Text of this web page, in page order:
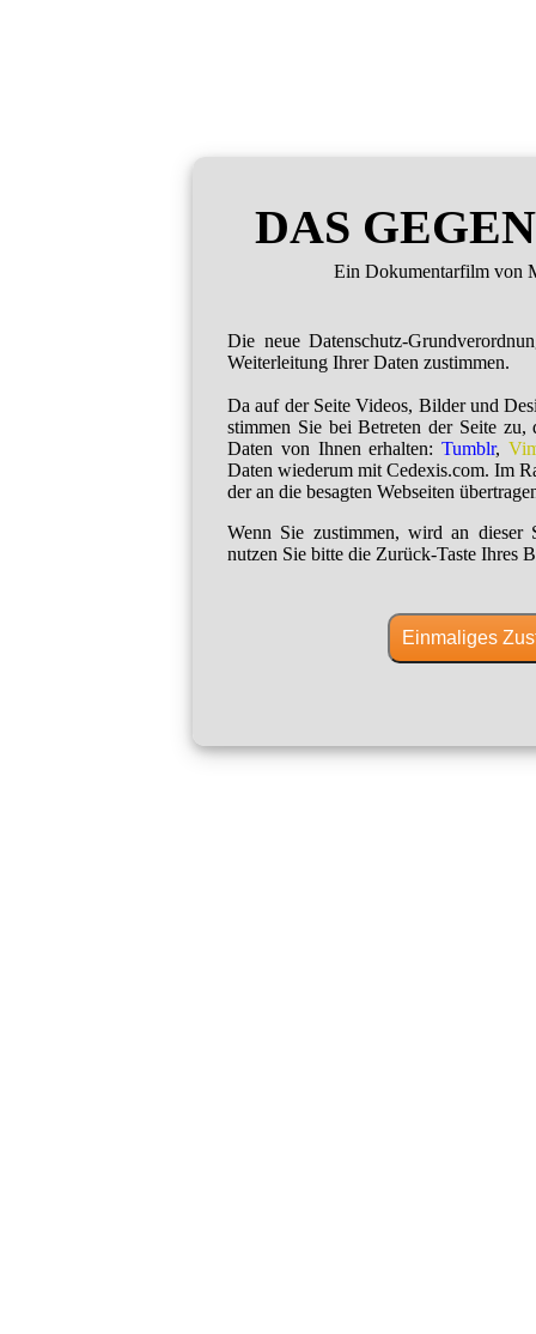
DAS
Ein Dokumentarfilm von
Die neue Datenschutz-
Weiterleitung Ihrer Daten zustimmen.
Da auf der Seite Videos, Bilder und
stimmen Sie bei Betreten der Seite zu,
Daten von Ihnen erhalten:Tumblr,
Daten wiederum mit Cedexis.com. Im
der an die besagten Webseiten
Wenn Sie zustimmen, wird an dieser
nutzen Sie bitte die Zurück-Taste Ihres
Einmaliges